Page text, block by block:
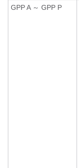
GPP A ～ GPP P